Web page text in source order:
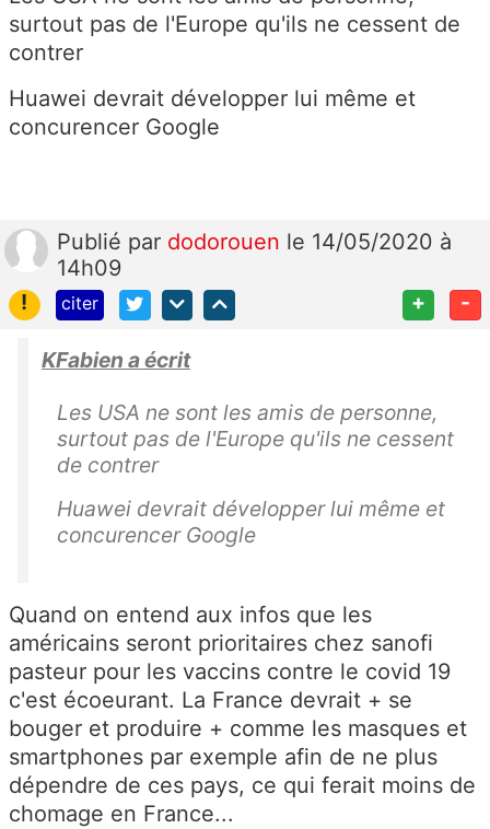
surtout pas de l'Europe qu'ils ne cessent de
contrer
Huawei devrait développer lui même et
concurencer Google
Publié par dodorouen le 14/05/2020 à
14h09
!
citer + -
KFabien a écrit
Les USA ne sont les amis de personne,
surtout pas de l'Europe qu'ils ne cessent
de contrer
Huawei devrait développer lui même et
concurencer Google
Quand on entend aux infos que les
américains seront prioritaires chez sanofi
pasteur pour les vaccins contre le covid 19
c'est écoeurant. La France devrait + se
bouger et produire + comme les masques et
smartphones par exemple afin de ne plus
dépendre de ces pays, ce qui ferait moins de
chomage en France...